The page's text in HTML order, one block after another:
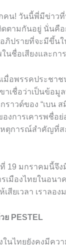
น! วันนี้พี่มีข่าวที่
ตามกันอยู่ นั่นคือ
อภิปรายที่จะมีขึ้น
ในชื่อเสียงและก
มื่อพรรคประชาช
าเชื่อว่าเป็นข้อ
ราวด์ของ “เบน
งการเคารพชื่อย่
หตุการณ์สำคัญที่
19 มกราคมนี้จึ
เมืองไทยในอน
เสียเวลา เราล
ย PESTEL
ในไทยยังคงมีคว